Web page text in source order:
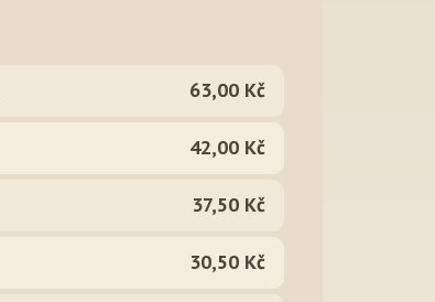
63,00 Kč
42,00 Kč
37,50 Kč
30,50 Kč